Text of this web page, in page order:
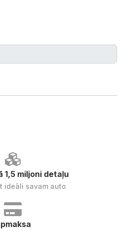
1,5 miljoni detaļu
ideāli savam auto